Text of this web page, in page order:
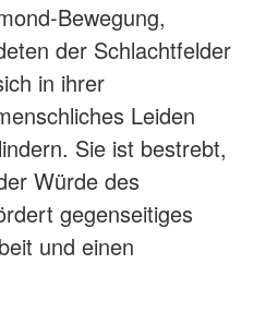
Bewegung,
der Schlachtfelder
in ihrer
Leiden
Sie ist bestrebt,
Würde des
gegenseitiges
und einen